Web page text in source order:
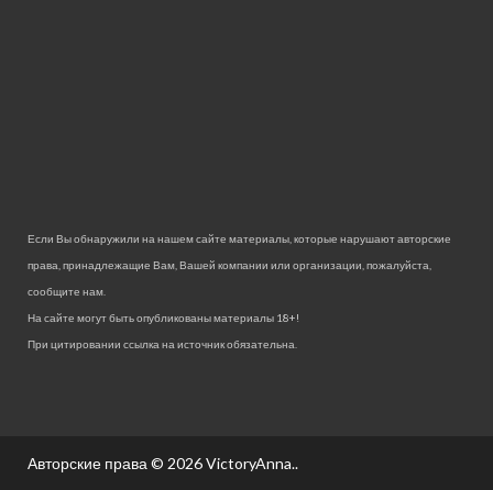
Если Вы обнаружили на нашем сайте материалы, которые нарушают авторские
права, принадлежащие Вам, Вашей компании или организации, пожалуйста,
сообщите нам.
На сайте могут быть опубликованы материалы 18+!
При цитировании ссылка на источник обязательна.
Авторские права © 2026VictoryAnna..